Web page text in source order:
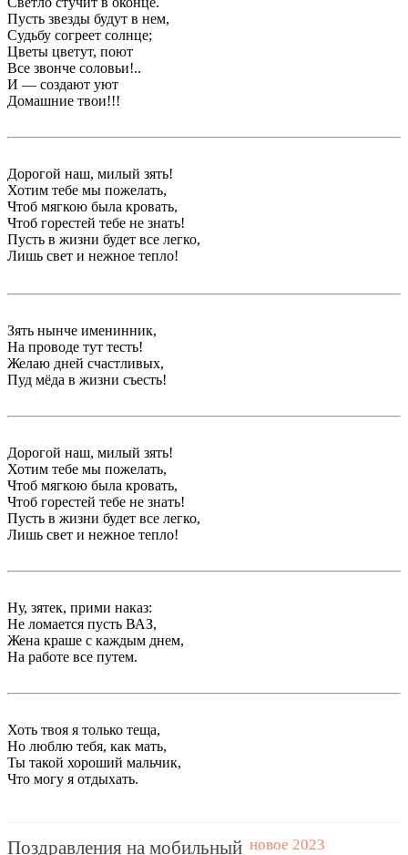
Пусть звезды будут в нем,
Судьбу согреет солнце;
Цветы цветут, поют
Все звонче соловьи!..
И — создают уют
Домашние твои!!!
Дорогой наш, милый зять!
Хотим тебе мы пожелать,
Чтоб мягкою была кровать,
Чтоб горестей тебе не знать!
Пусть в жизни будет все легко,
Лишь свет и нежное тепло!
Зять нынче именинник,
На проводе тут тесть!
Желаю дней счастливых,
Пуд мёда в жизни съесть!
Дорогой наш, милый зять!
Хотим тебе мы пожелать,
Чтоб мягкою была кровать,
Чтоб горестей тебе не знать!
Пусть в жизни будет все легко,
Лишь свет и нежное тепло!
Ну, зятек, прими наказ:
Не ломается пусть ВАЗ,
Жена краше с каждым днем,
На работе все путем.
Хоть твоя я только теща,
Но люблю тебя, как мать,
Ты такой хороший мальчик,
Что могу я отдыхать.
Поздравления на мобильный